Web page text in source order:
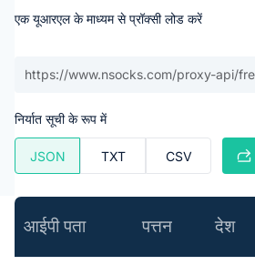
एक यूआरएल के माध्यम से प्रॉक्सी लोड करें
निर्यात सूची के रूप में
JSON TXT CSV
आईपी ​​पता पत्तन देश